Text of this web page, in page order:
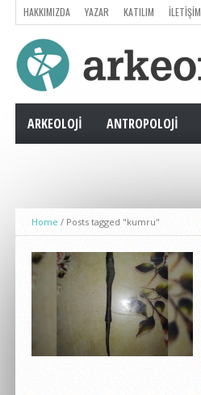
HAKKIMIZDA YAZAR KATILIM İLETIŞIM
ARKEOLOJI ANTROPOLOJI
Home / Posts tagged "kumru"